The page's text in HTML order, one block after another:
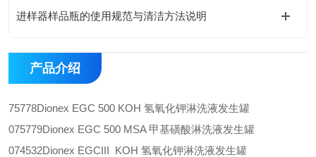
进样器样品瓶的使用规范与清洁方法说明
产品介绍
75778Dionex EGC 500 KOH 氢氧化钾淋洗液发生罐
075779Dionex EGC 500 MSA 甲基磺酸淋洗液发生罐
074532Dionex EGCIII KOH 氢氧化钾淋洗液发生罐